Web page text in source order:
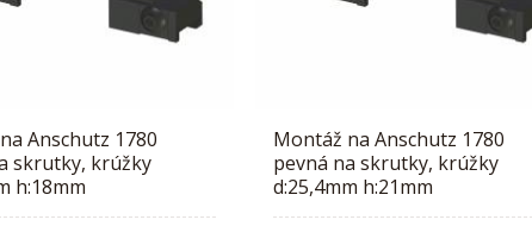
Anschutz 1780
skrutky, krúžky
h:18mm
Montáž na Anschutz 1780
pevná na skrutky, krúžky
d:25,4mm h:21mm